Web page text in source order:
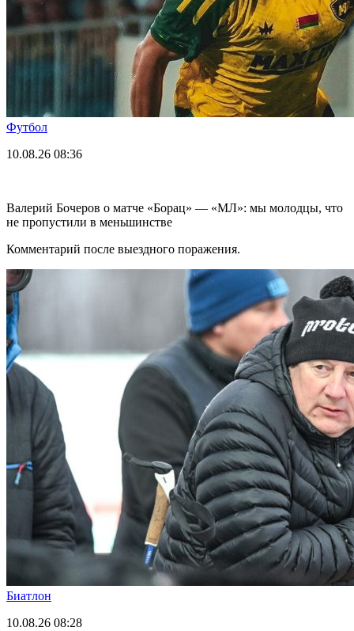
Футбол
10.08.26 08:36
Валерий Бочеров о матче «Борац» — «МЛ»: мы молодцы, что
не пропустили в меньшинстве
Комментарий после выездного поражения.
Биатлон
10.08.26 08:28